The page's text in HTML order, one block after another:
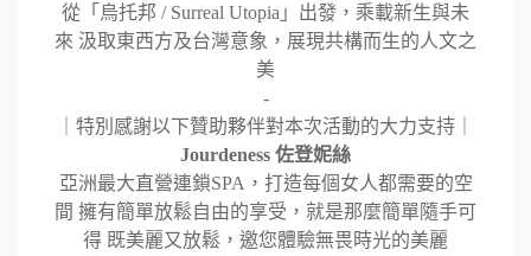
從「烏托邦 / Surreal Utopia」出發，乘載新生與未
來 汲取東西方及台灣意象，展現共構而生的人文之
美
-
｜特別感謝以下贊助夥伴對本次活動的大力支持｜
Jourdeness 佐登妮絲
亞洲最大直營連鎖SPA，打造每個女人都需要的空
間 擁有簡單放鬆自由的享受，就是那麼簡單隨手可
得 既美麗又放鬆，邀您體驗無畏時光的美麗